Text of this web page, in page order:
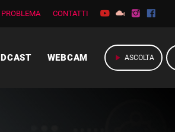
CONTATTI
WEBCAM play_arrow ASCOLTA